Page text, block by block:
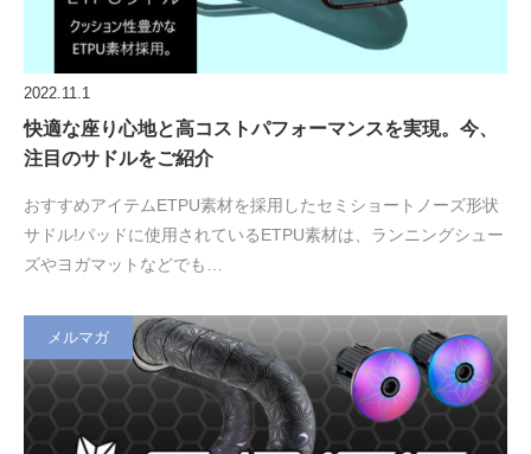
2022.11.1
快適な座り心地と高コストパフォーマンスを実現。今、
注目のサドルをご紹介
おすすめアイテムETPU素材を採用したセミショートノーズ形状
サドル!パッドに使用されているETPU素材は、ランニングシュー
ズやヨガマットなどでも…
メルマガ